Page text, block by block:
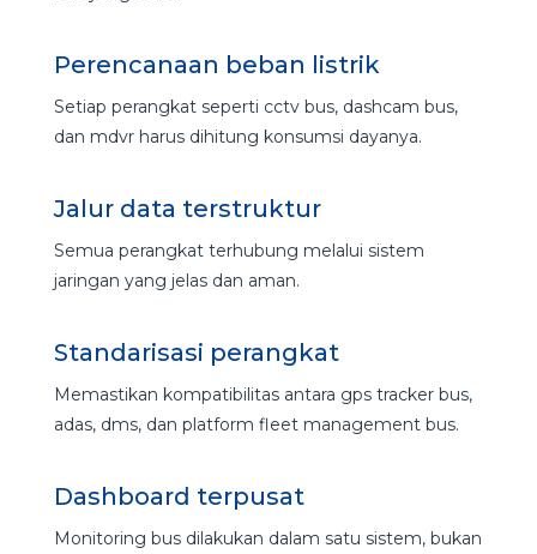
Perencanaan beban listrik
Setiap perangkat seperti cctv bus, dashcam bus,
dan mdvr harus dihitung konsumsi dayanya.
Jalur data terstruktur
Semua perangkat terhubung melalui sistem
jaringan yang jelas dan aman.
Standarisasi perangkat
Memastikan kompatibilitas antara gps tracker bus,
adas, dms, dan platform fleet management bus.
Dashboard terpusat
Monitoring bus dilakukan dalam satu sistem, bukan